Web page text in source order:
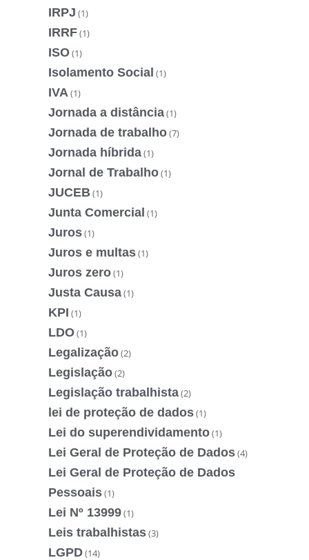
IRPJ (1)
IRRF(1)
ISO(1)
Isolamento Social (1)
IVA (1)
Jornada a distância(1)
Jornada de trabalho(7)
Jornada híbrida(1)
Jornal de Trabalho(1)
JUCEB(1)
Junta Comercial (1)
Juros(1)
Juros e multas(1)
Juros zero(1)
Justa Causa(1)
KPI (1)
LDO(1)
Legalização(2)
Legislação(2)
Legislação trabalhista(2)
lei de proteção de dados(1)
Lei do superendividamento(1)
Lei Geral de Proteção de Dados(4)
Lei Geral de Proteção de Dados
Pessoais(1)
Lei Nº 13999(1)
Leis trabalhistas(3)
LGPD(14)